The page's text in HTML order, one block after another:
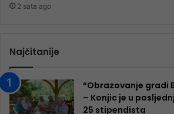
2 sata ago
Najčitanije
“Obrazovanje gradi
– Konjic je u
25 ​​stipendista